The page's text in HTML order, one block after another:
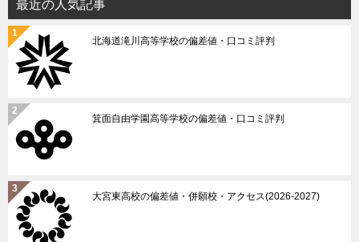
最近の人気記事
北海道滝川高等学校の偏差値・口コミ評判
箕面自由学園高等学校の偏差値・口コミ評判
大宮東高校の偏差値・併願校・アクセス(2026-2027)